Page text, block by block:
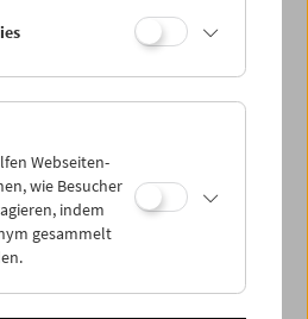
Webseiten-
wie Besucher
indem
gesammelt